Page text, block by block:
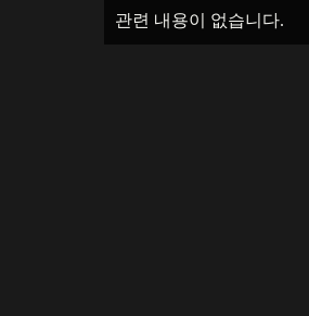
관련 내용이 없습니다.